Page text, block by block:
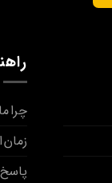
چرا
زمان